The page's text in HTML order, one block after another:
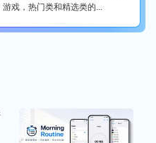
戏，热门类和精选类的...